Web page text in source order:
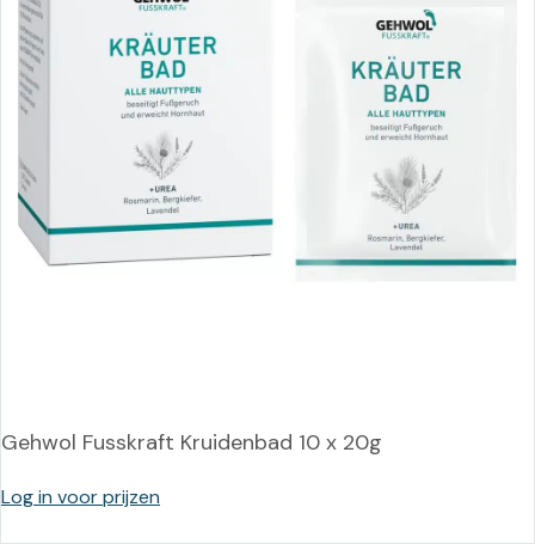
Gehwol Fusskraft Kruidenbad 10 x 20g
Log in voor prijzen